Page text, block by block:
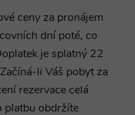
ceny za pronájem
dní poté, co
je splatný 22
li Váš pobyt za
rezervace celá
platbu obdržíte